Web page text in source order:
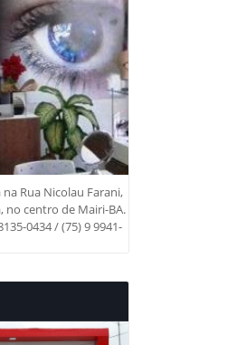
Rua Nicolau Farani,
no centro de Mairi-BA.
0434 / (75) 9 9941-